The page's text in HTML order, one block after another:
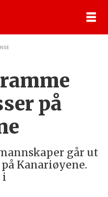
på
går ut
Kanariøyene.
i